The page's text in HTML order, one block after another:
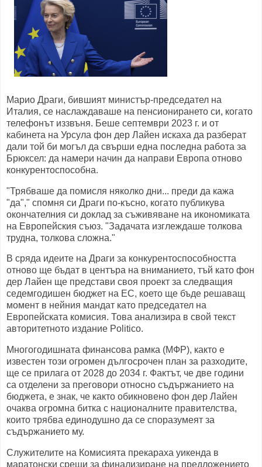
Марио Драги, бившият министър-председател на
Италия, се наслаждаваше на пенсионирането си, когато
телефонът иззвъня. Беше септември 2023 г. и от
кабинета на Урсула фон дер Лайен искаха да разберат
дали той би могъл да свърши една последна работа за
Брюксел: да намери начин да направи Европа отново
конкурентоспособна.
"Трябваше да помисля няколко дни... преди да кажа
"да"," спомня си Драги по-късно, когато публикува
окончателния си доклад за съживяване на икономиката
на Европейския съюз. "Задачата изглеждаше толкова
трудна, толкова сложна."
В сряда идеите на Драги за конкурентоспособността
отново ще бъдат в центъра на вниманието, тъй като фон
дер Лайен ще представи своя проект за следващия
седемгодишен бюджет на ЕС, което ще бъде решаващ
момент в нейния мандат като председател на
Европейската комисия. Това анализира в свой текст
авторитетното издание Politico.
Многогодишната финансова рамка (МФР), както е
известен този огромен дългосрочен план за разходите,
ще се прилага от 2028 до 2034 г. Фактът, че две години
са отделени за преговори относно съдържанието на
бюджета, е знак, че както обикновено фон дер Лайен
очаква огромна битка с националните правителства,
които трябва единодушно да се споразумеят за
съдържанието му.
Служителите на Комисията прекараха уикенда в
маратонски срещи за финализиране на предложението